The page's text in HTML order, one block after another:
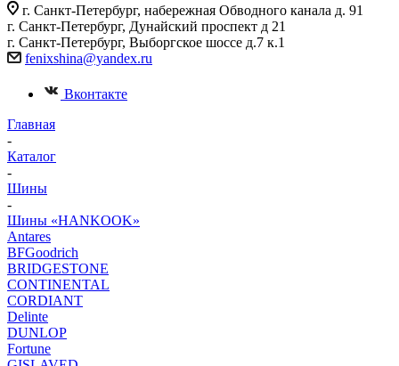
г. Санкт-Петербург, набережная Обводного канала д. 91
г. Санкт-Петербург, Дунайский проспект д 21
г. Санкт-Петербург, Выборгское шоссе д.7 к.1
fenixshina@yandex.ru
Вконтакте
Главная
-
Каталог
-
Шины
-
Шины «HANKOOK»
Antares
BFGoodrich
BRIDGESTONE
CONTINENTAL
CORDIANT
Delinte
DUNLOP
Fortune